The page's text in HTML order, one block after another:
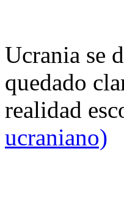
Ucrania se
quedado
realidad
ucraniano)